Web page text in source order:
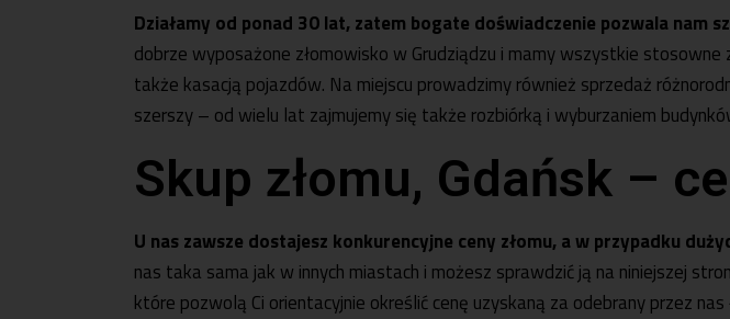
Działamy od ponad 30 lat, zatem bogate doświadczenie pozwala nam
dobrze wyposażone złomowisko w Grudziądzu i mamy wszystkie
także kasacją pojazdów. Na miejscu prowadzimy również sprzedaż
szerszy – od wielu lat zajmujemy się także rozbiórką i wyburzaniem
Skup złomu, Gdańsk –
U nas zawsze dostajesz konkurencyjne ceny złomu, a w przypadku
nas taka sama jak w innych miastach i możesz sprawdzić ją na niniejszej
które pozwolą Ci orientacyjnie określić cenę uzyskaną za odebrany przez nas